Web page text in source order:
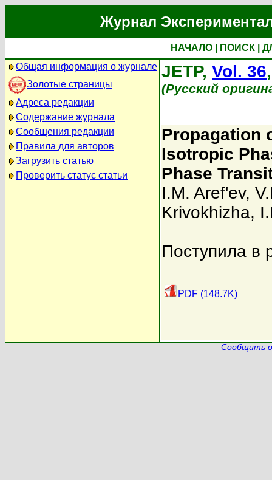
Журнал
НАЧАЛО ПОИСК
Общая информация о журнале
Золотые страницы
Адреса редакции
Содержание журнала
Сообщения редакции
Правила для авторов
Загрузить статью
Проверить статус статьи
JETP, Vol. 36
(Русский
Propagation
Isotropic
Phase
I.M. Aref'ev,
Krivokhizha,
Поступила в
PDF (148.7K)
Сообщить о